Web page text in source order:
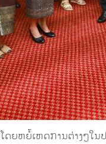
ຍຫຍໍ້ເຫດການຕ່າງໆ